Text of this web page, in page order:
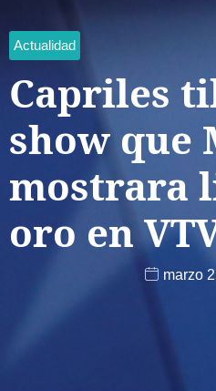
Actualidad
Capriles
show que
mostrara
oro en
marzo